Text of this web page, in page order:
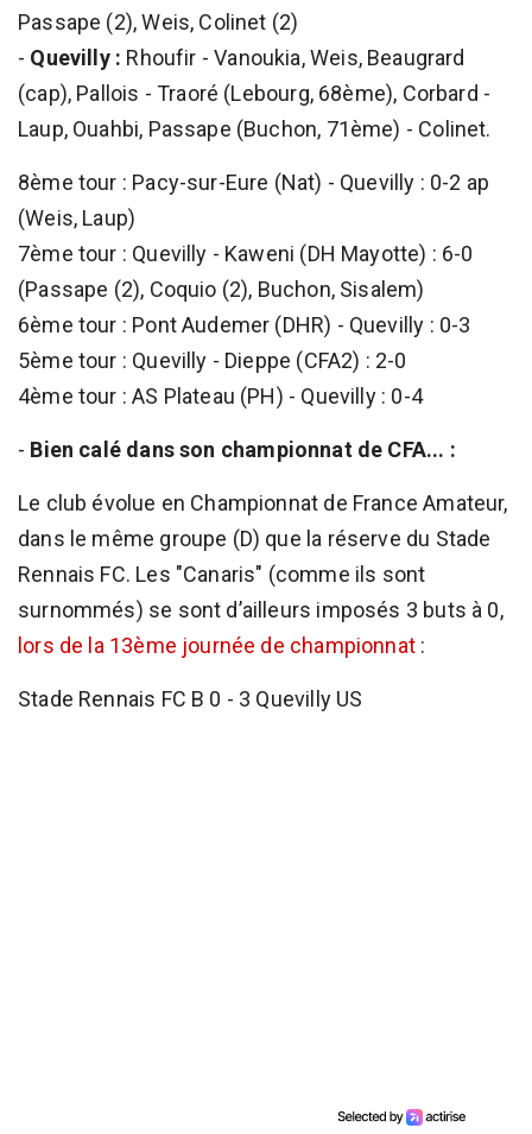
Passape (2), Weis, Colinet (2)
- Quevilly : Rhoufir - Vanoukia, Weis, Beaugrard
(cap), Pallois - Traoré (Lebourg, 68ème), Corbard -
Laup, Ouahbi, Passape (Buchon, 71ème) - Colinet.
8ème tour : Pacy-sur-Eure (Nat) - Quevilly : 0-2 ap
(Weis, Laup)
7ème tour : Quevilly - Kaweni (DH Mayotte) : 6-0
(Passape (2), Coquio (2), Buchon, Sisalem)
6ème tour : Pont Audemer (DHR) - Quevilly : 0-3
5ème tour : Quevilly - Dieppe (CFA2) : 2-0
4ème tour : AS Plateau (PH) - Quevilly : 0-4
- Bien calé dans son championnat de CFA... :
Le club évolue en Championnat de France Amateur,
dans le même groupe (D) que la réserve du Stade
Rennais FC. Les "Canaris" (comme ils sont
surnommés) se sont d’ailleurs imposés 3 buts à 0,
lors de la 13ème journée de championnat :
Stade Rennais FC B 0 - 3 Quevilly US